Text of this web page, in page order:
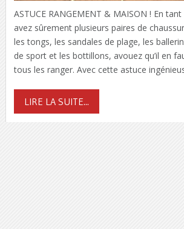
ASTUCE RANGEMENT & MAISON ! En
avez sûrement plusieurs paires de
les tongs, les sandales de plage, les
de sport et les bottillons, avouez qu’il en
tous les ranger. Avec cette astuce
LIRE LA SUITE...